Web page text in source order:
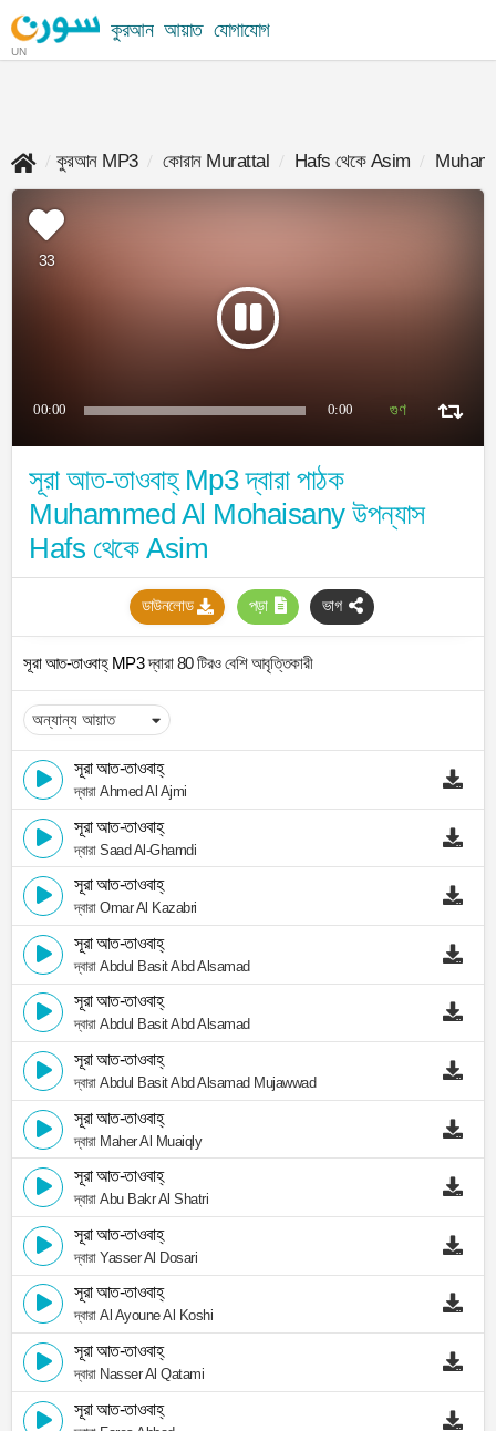
UN
কুরআন আয়াত যোগাযোগ
কুরআন MP3 কোরান Murattal Hafs থেকে Asim
33
00:00 0:00
সূরা আত-তাওবাহ্ Mp3 দ্বারা পাঠক
Muhammed Al Mohaisany উপন্যাস
Hafs থেকে Asim
ডাউনলোড পড়া ভাগ
সূরা আত-তাওবাহ্ MP3দ্বারা 80 টিরও বেশি আবৃত্তিকারী
সূরা আত-তাওবাহ্
দ্বারা Ahmed Al Ajmi
সূরা আত-তাওবাহ্
দ্বারা Saad Al-Ghamdi
সূরা আত-তাওবাহ্
দ্বারা Omar Al Kazabri
সূরা আত-তাওবাহ্
দ্বারা Abdul Basit Abd Alsamad
সূরা আত-তাওবাহ্
দ্বারা Abdul Basit Abd Alsamad
সূরা আত-তাওবাহ্
দ্বারা Abdul Basit Abd Alsamad Mujawwad
সূরা আত-তাওবাহ্
দ্বারা Maher Al Muaiqly
সূরা আত-তাওবাহ্
দ্বারা Abu Bakr Al Shatri
সূরা আত-তাওবাহ্
দ্বারা Yasser Al Dosari
সূরা আত-তাওবাহ্
দ্বারা Al Ayoune Al Koshi
সূরা আত-তাওবাহ্
দ্বারা Nasser Al Qatami
সূরা আত-তাওবাহ্